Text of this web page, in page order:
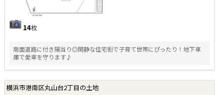
14枚
南面道路に付き陽当り◎閑静な住宅街で子育て世帯にぴったり！地下車
庫で愛車を守ります♪
横浜市港南区丸山台2丁目の土地